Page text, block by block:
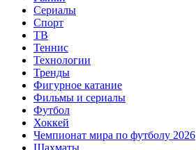
Сериалы
Спорт
ТВ
Теннис
Технологии
Тренды
Фигурное катание
Фильмы и сериалы
Футбол
Хоккей
Чемпионат мира по футболу 2026
Шахматы